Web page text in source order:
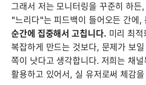
그래서 저는 모니터링을 꾸준히 하든,
"느리다"는 피드백이 들어오든 간에,
순간에 집중해서 고칩니다. 미리 최
복잡하게 만드는 것보다, 문제가 보
쪽이 낫다고 생각합니다. 저희는 채
활용하고 있어서, 실 유저로써 체감